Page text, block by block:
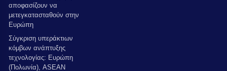
αποφασίζουν να
μετεγκατασταθούν στην
Ευρώπη
Σύγκριση υπεράκτιων
κόμβων ανάπτυξης
τεχνολογίας: Ευρώπη
(Πολωνία), ASEAN